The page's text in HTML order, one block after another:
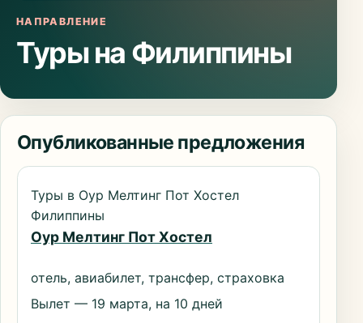
НАПРАВЛЕНИЕ
Туры на Филиппины
Опубликованные предложения
Туры в Оур Мелтинг Пот Хостел
Филиппины
Оур Мелтинг Пот Хостел
отель, авиабилет, трансфер, страховка
Вылет — 19 марта, на 10 дней